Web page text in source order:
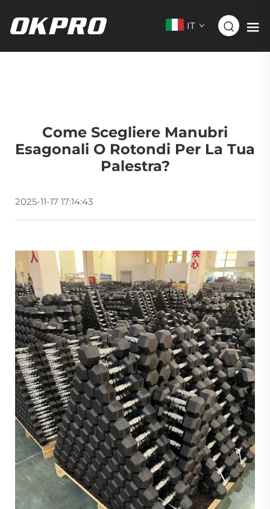
IT
Come Scegliere Manubri
Esagonali O Rotondi Per La Tua
Palestra?
2025-11-17 17:14:43